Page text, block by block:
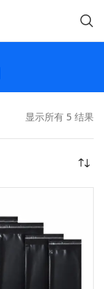
显示所有 5 结果